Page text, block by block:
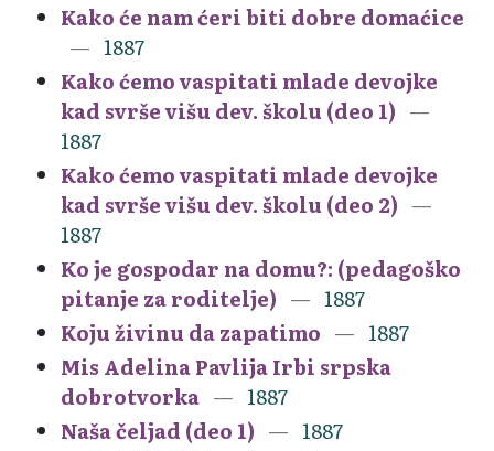
Kako će nam ćeri biti dobre domaćice
1887
Kako ćemo vaspitati mlade devojke
kad svrše višu dev. školu (deo 1)
1887
Kako ćemo vaspitati mlade devojke
kad svrše višu dev. školu (deo 2)
1887
Ko je gospodar na domu?: (pedagoško
pitanje za roditelje)
1887
Koju živinu da zapatimo
1887
Mis Adelina Pavlija Irbi srpska
dobrotvorka
1887
Naša čeljad (deo 1)
1887